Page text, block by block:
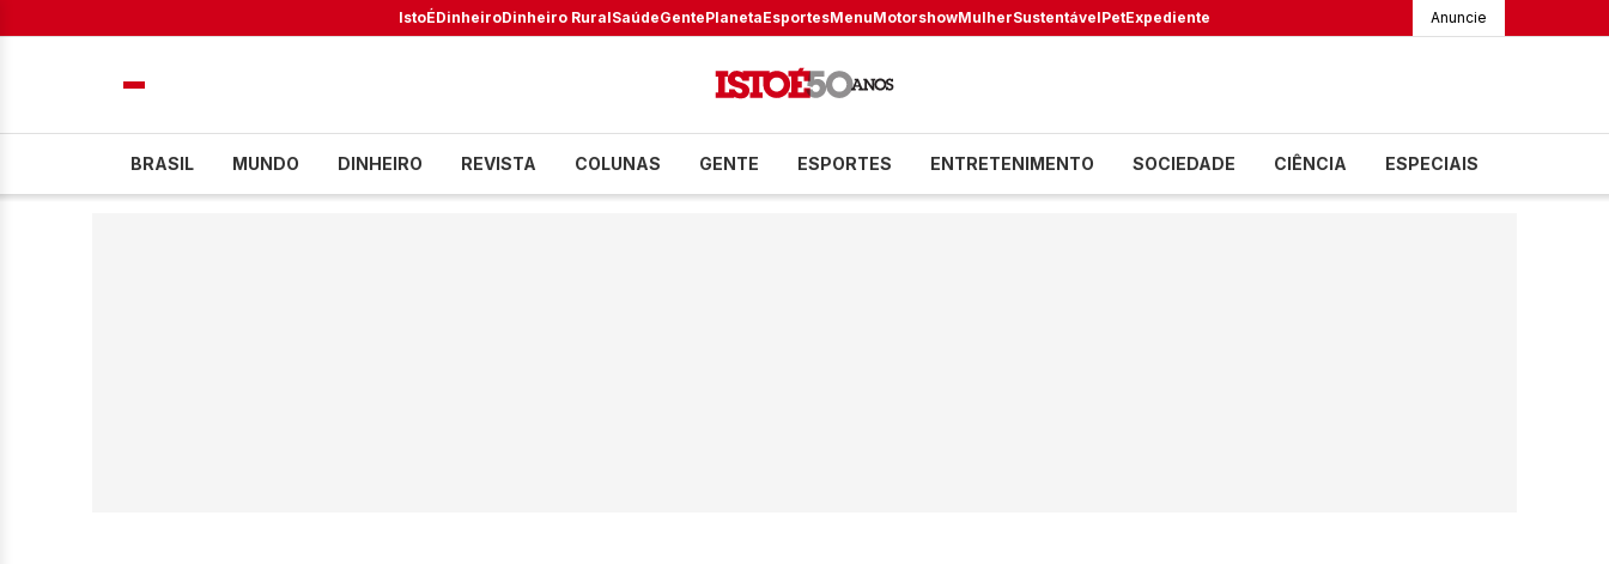
IstoÉDinheiroDinheiro RuralSaúdeGentePlanetaEsportesMenuMotorshowMulherSustentávelPetExpediente Anuncie
BRASIL MUNDO DINHEIRO REVISTA COLUNAS GENTE ESPORTES ENTRETENIMENTO SOCIEDADE CIÊNCIA ESPECIAIS